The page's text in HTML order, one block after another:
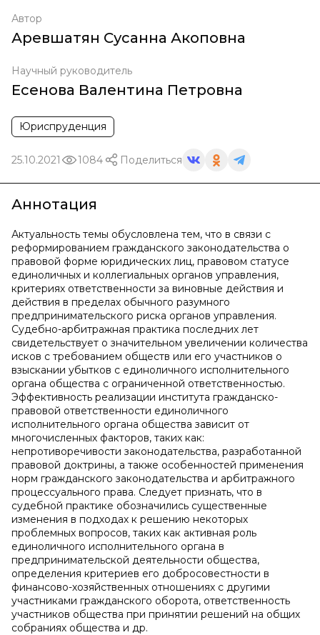
Автор
Аревшатян Сусанна Акоповна
Научный руководитель
Есенова Валентина Петровна
Юриспруденция
25.10.2021 1084 Поделиться
Аннотация
Актуальность темы обусловлена тем, что в связи с
реформированием гражданского законодательства о
правовой форме юридических лиц, правовом статусе
единоличных и коллегиальных органов управления,
критериях ответственности за виновные действия и
действия в пределах обычного разумного
предпринимательского риска органов управления.
Судебно-арбитражная практика последних лет
свидетельствует о значительном увеличении количества
исков с требованием обществ или его участников о
взыскании убытков с единоличного исполнительного
органа общества с ограниченной ответственностью.
Эффективность реализации института гражданско-
правовой ответственности единоличного
исполнительного органа общества зависит от
многочисленных факторов, таких как:
непротиворечивости законодательства, разработанной
правовой доктрины, а также особенностей применения
норм гражданского законодательства и арбитражного
процессуального права. Следует признать, что в
судебной практике обозначились существенные
изменения в подходах к решению некоторых
проблемных вопросов, таких как активная роль
единоличного исполнительного органа в
предпринимательской деятельности общества,
определения критериев его добросовестности в
финансово-хозяйственных отношениях с другими
участниками гражданского оборота, ответственность
участников общества при принятии решений на общих
собраниях общества и др.